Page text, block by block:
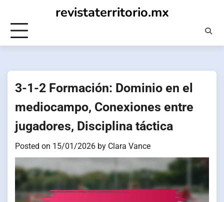
content
revistaterritorio.mx
3-1-2 Formación: Dominio en el
mediocampo, Conexiones entre
jugadores, Disciplina táctica
Posted on 15/01/2026 by Clara Vance